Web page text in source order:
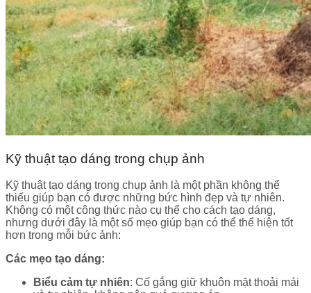
Kỹ thuật tạo dáng trong chụp ảnh
Kỹ thuật tạo dáng trong chụp ảnh là một phần không thể
thiếu giúp bạn có được những bức hình đẹp và tự nhiên.
Không có một công thức nào cụ thể cho cách tạo dáng,
nhưng dưới đây là một số mẹo giúp bạn có thể thể hiện tốt
hơn trong mỗi bức ảnh:
Các mẹo tạo dáng:
Biểu cảm tự nhiên: Cố gắng giữ khuôn mặt thoải mái